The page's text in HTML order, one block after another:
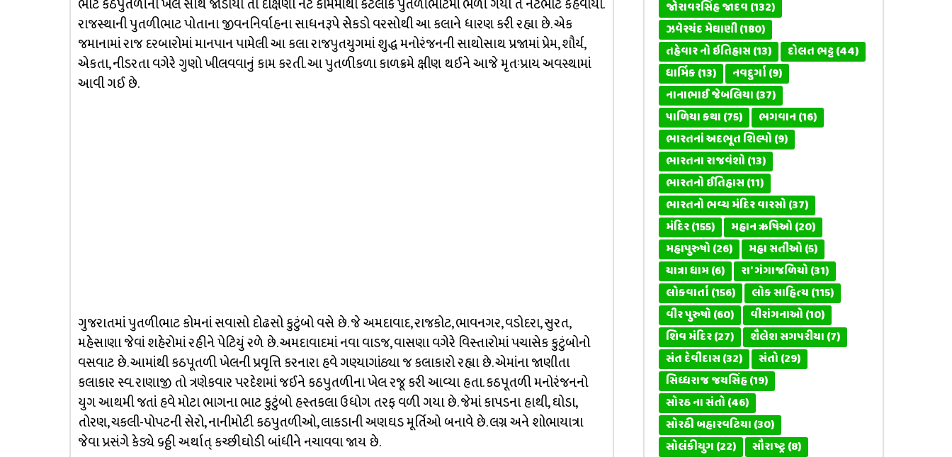
ભાટ કઠપુતળીના ખેલ સાથે જોડાયા તો દક્ષિણી નટ કોમમાંથી કેટલાક પુતળીભાટમાં ભળી ગયા તે નટભાટ કહેવાયા.
રાજસ્થાની પુતળીભાટ પોતાના જીવનનિર્વાહના સાધનરૂપે સેેકડો વરસોથી આ કલાને ધારણ કરી રહ્યા છે. એક
જમાનામાં રાજ દરબારોમાં માનપાન પામેલી આ કલા રાજપુતયુગમાં શુદ્ધ મનોરંજનની સાથોસાથ પ્રજામાં પ્રેમ, શૌર્ય,
એકતા, નીડરતા વગેરે ગુણો ખીલવવાનું કામ કરતી. આ પુતળીકળા કાળક્રમે ક્ષીણ થઈને આજે મૃતઃપ્રાય અવસ્થામાં
આવી ગઈ છે.
ગુજરાતમાં પુતળીભાટ કોમનાં સવાસો દોઢસો કુટુંબો વસે છે. જે અમદાવાદ, રાજકોટ, ભાવનગર, વડોદરા, સુરત,
મહેસાણા જેવાં શહેરોમાં રહીને પેટિયું રળે છે. અમદાવાદમાં નવા વાડજ, વાસણા વગેરે વિસ્તારોમાં પચાસેક કુટુંબોનો
વસવાટ છે. આમાંથી કઠપૂતળી ખેલની પ્રવૃત્તિ કરનારા હવે ગણ્યાગાંઠ્યા જ કલાકારો રહ્યા છે. એમાંના જાણીતા
કલાકાર સ્વ. રાણાજી તો ત્રણેકવાર પરદેશમાં જઈને કઠપુતળીના ખેલ રજૂ કરી આવ્યા હતા. કઠપૂતળી મનોરંજનનો
યુગ આથમી જતાં હવે મોટા ભાગના ભાટ કુટુંબો હસ્તકલા ઉધોગ તરફ વળી ગયા છે. જેમાં કાપડના હાથી, ઘોડા,
તોરણ, ચકલી-પોપટની સેરો, નાનીમોટી કઠપુતળીઓ, લાકડાની અણઘડ મૂર્તિઓ બનાવે છે. લગ્ન અને શોભાયાત્રા
જેવા પ્રસંગે કેડ્યે ૬ઠ્ઠી અર્થાત્‌ કચ્છીઘોડી બાંધીને નચાવવા જાય છે.
જોરાવરસિંહ જાદવ(132)
ઝવેરચંદ મેઘાણી(180)
તહેવાર નો ઇતિહાસ(13) દોલત ભટ્ટ(44)
ધાર્મિક(13) નવદુર્ગા(9)
નાનાભાઈ જેબલિયા(37)
પાળિયા કથા(75) ભગવાન(16)
ભારતનાં અદભૂત શિલ્પો(9)
ભારતના રાજવંશો(13)
ભારતનો ઈતિહાસ(11)
ભારતનો ભવ્ય મંદિર વારસો(37)
મંદિર(155) મહાન ઋષિઓ(20)
મહાપુરુષો(26) મહા સતીઓ(5)
યાત્રા ધામ(6) રા' ગંગાજળિયો(31)
લોકવાર્તા(156) લોક સાહિત્ય(115)
વીર પુરુષો(60) વીરાંગનાઓ(10)
શિવ મંદિર(27) શૈલેશ સગપરીયા(7)
સંત દેવીદાસ(32) સંતો(29)
સિધ્ધરાજ જયસિંહ(19)
સોરઠ ના સંતો(46)
સોરઠી બહારવટિયા(30)
સોલંકીયુગ(22) સૌરાષ્ટ્ર(8)